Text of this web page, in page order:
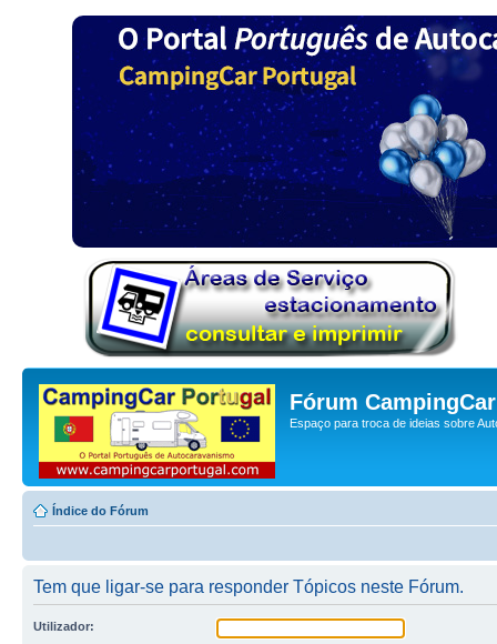
Fórum
Espaço para troca de ideias sobre
Índice do Fórum
Tem que ligar-se para responder Tópicos neste Fórum.
Utilizador: